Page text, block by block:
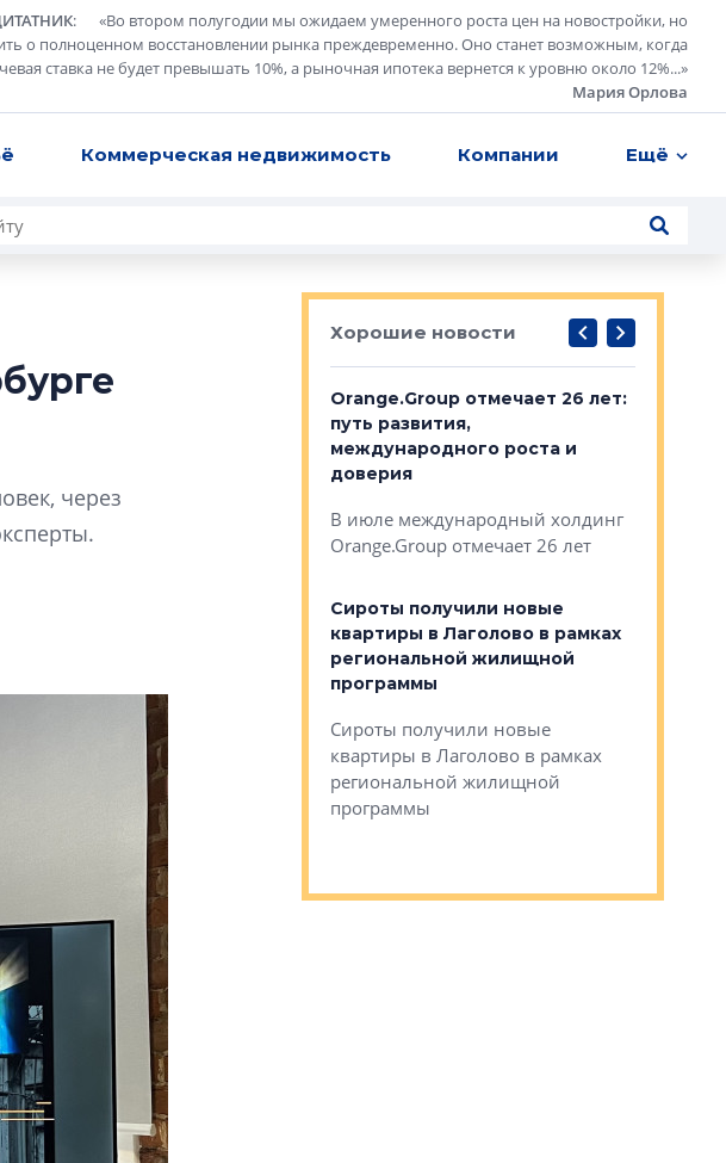
: «Во втором полугодии мы ожидаем умеренного роста цен на новостройки, но
о полноценном восстановлении рынка преждевременно. Оно станет возможным, когда
ставка не будет превышать 10%, а рыночная ипотека вернется к уровню около 12%...»
Мария Орлова
Коммерческая недвижимость Компании Ещё
через
Хорошие новости
В Санкт-Петербурге выбрали
девятый сезон творческого
строить и жить помогает»
В Красногвардейском районе
Петербурга появился еще один
центр совмещенного образования
Orange.Group отмечает 26 лет:
путь развития,
международного роста и
доверия
В июле международный холдинг
Orange.Group отмечает 26 лет
Сироты получили новые
квартиры в Лаголово в рамках
региональной жилищной
программы
Сироты получили новые
квартиры в Лаголово в рамках
региональной жилищной
программы